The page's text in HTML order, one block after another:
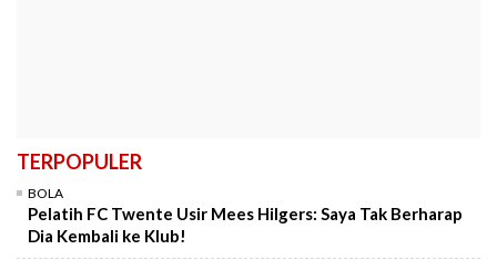
TERPOPULER
BOLA
Pelatih FC Twente Usir Mees Hilgers: Saya Tak Berharap
Dia Kembali ke Klub!